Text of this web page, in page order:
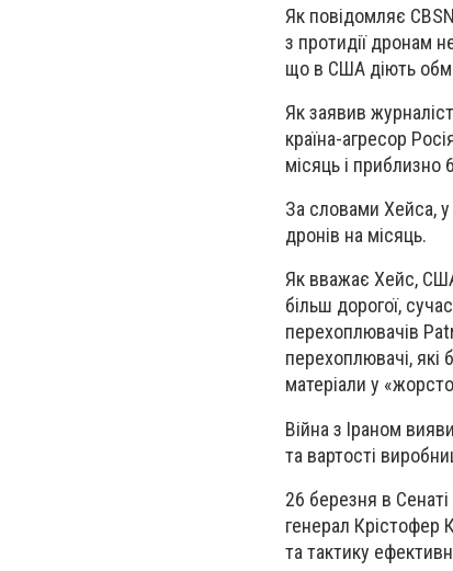
Як повідомляє CBS
з протидії дронам
що в США діють
Як заявив
країна-агресор
місяць і приблизно
За словами Хейса,
дронів на місяць.
Як вважає Хейс,
більш дорогої,
перехоплювачів
перехоплювачі, які
матеріали у
Війна з Іраном
та вартості
26 березня в
генерал Крістофер
та тактику